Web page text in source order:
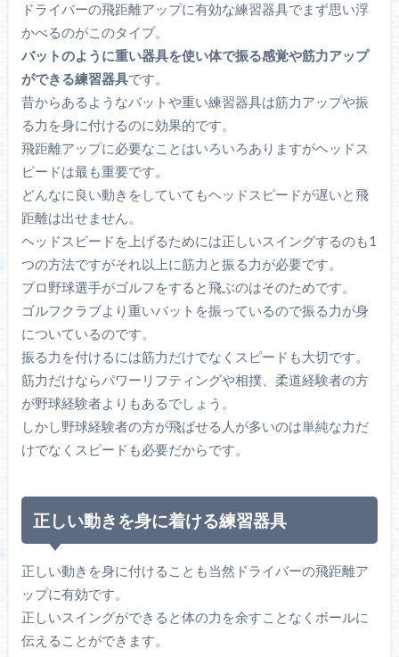
ドライバーの飛距離アップに有効な練習器具でまず思い浮
かべるのがこのタイプ。
バットのように重い器具を使い体で振る感覚や筋力アップ
ができる練習器具です。
昔からあるようなバットや重い練習器具は筋力アップや振
る力を身に付けるのに効果的です。
飛距離アップに必要なことはいろいろありますがヘッドス
ピードは最も重要です。
どんなに良い動きをしていてもヘッドスピードが遅いと飛
距離は出せません。
ヘッドスピードを上げるためには正しいスイングするのも1
つの方法ですがそれ以上に筋力と振る力が必要です。
プロ野球選手がゴルフをすると飛ぶのはそのためです。
ゴルフクラブより重いバットを振っているので振る力が身
についているのです。
振る力を付けるには筋力だけでなくスピードも大切です。
筋力だけならパワーリフティングや相撲、柔道経験者の方
が野球経験者よりもあるでしょう。
しかし野球経験者の方が飛ばせる人が多いのは単純な力だ
けでなくスピードも必要だからです。
正しい動きを身に着ける練習器具
正しい動きを身に付けることも当然ドライバーの飛距離ア
ップに有効です。
正しいスイングができると体の力を余すことなくボールに
伝えることができます。